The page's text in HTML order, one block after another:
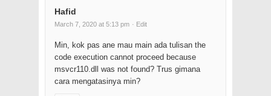
Hafid
March 7, 2020 at 5:13 pm · Edit
Min, kok pas ane mau main ada tulisan the
code execution cannot proceed because
msvcr110.dll was not found? Trus gimana
cara mengatasinya min?